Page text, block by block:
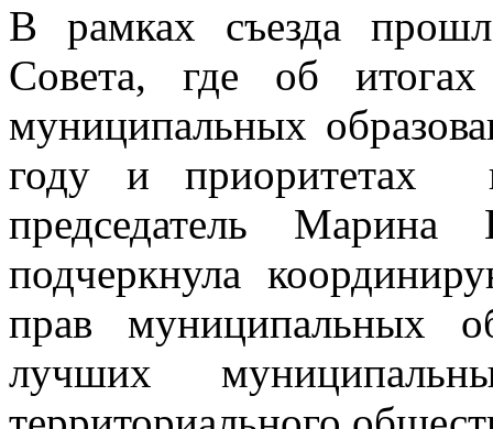
В рамках съезда
Совета, где об
муниципальных
году и приоритетах
председатель Марина
подчеркнула
прав муниципальных
лучших